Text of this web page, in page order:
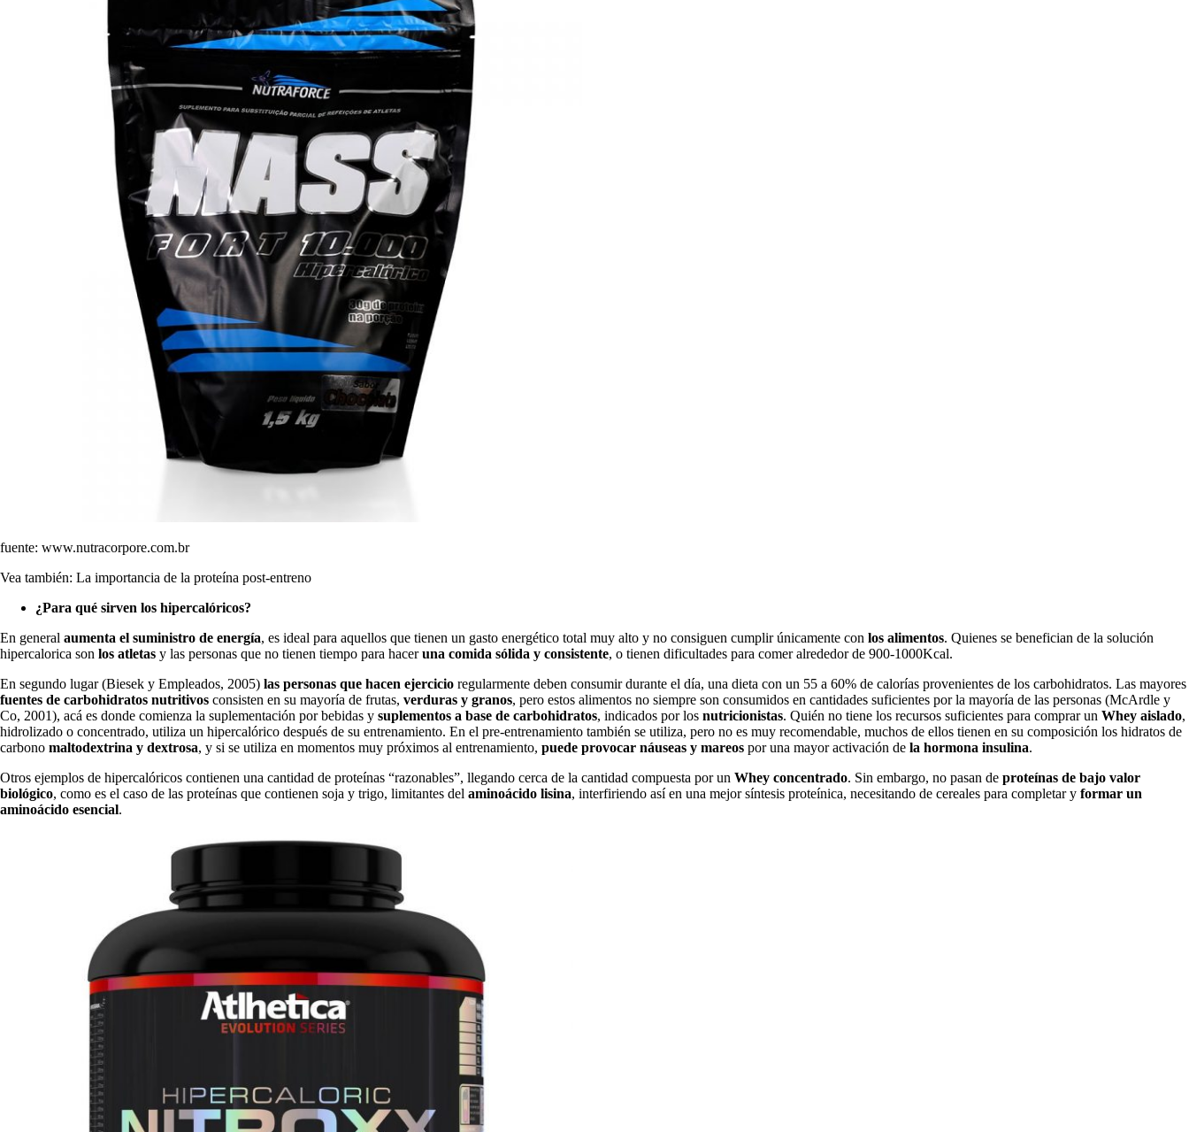
fuente: www.nutracorpore.com.br
Vea también: La importancia de la proteína post-entreno
¿Para qué sirven los hipercalóricos?
En general aumenta el suministro de energía, es ideal para aquellos que tienen un gasto energético total muy alto y no consiguen cumplir únicamente con los alimentos. Quienes se benefician de la solución
hipercalorica son los atletas y las personas que no tienen tiempo para haceruna comida sólida y consistente, o tienen dificultades para comer alrededor de 900-1000Kcal.
En segundo lugar (Biesek y Empleados, 2005) las personas que hacen ejercicio regularmente deben consumir durante el día, una dieta con un 55 a 60% de calorías provenientes de los carbohidratos. Las mayores
fuentes de carbohidratos nutritivos consisten en su mayoría de frutas, verduras y granos, pero estos alimentos no siempre son consumidos en cantidades suficientes por la mayoría de las personas (McArdle y
Co, 2001), acá es donde comienza la suplementación por bebidas y suplementos a base de carbohidratos, indicados por los nutricionistas. Quién no tiene los recursos suficientes para comprar un Whey aislado,
hidrolizado o concentrado, utiliza un hipercalórico después de su entrenamiento. En el pre-entrenamiento también se utiliza, pero no es muy recomendable, muchos de ellos tienen en su composición los hidratos de
carbono maltodextrina y dextrosa, y si se utiliza en momentos muy próximos al entrenamiento, puede provocar náuseas y mareos por una mayor activación de la hormona insulina.
Otros ejemplos de hipercalóricos contienen una cantidad de proteínas “razonables”, llegando cerca de la cantidad compuesta por un Whey concentrado. Sin embargo, no pasan de proteínas de bajo valor
biológico, como es el caso de las proteínas que contienen soja y trigo, limitantes del aminoácido lisina, interfiriendo así en una mejor síntesis proteínica, necesitando de cereales para completar y formar un
aminoácido esencial.